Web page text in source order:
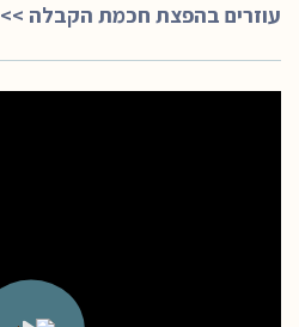
עוזרים בהפצת חכמת הקבלה >>